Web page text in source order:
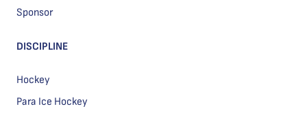
Sponsor
DISCIPLINE
Hockey
Para Ice Hockey